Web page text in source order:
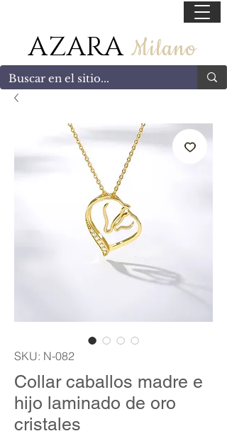
AZARA Milano
SKU: N-082
Collar caballos madre e
hijo laminado de oro
cristales